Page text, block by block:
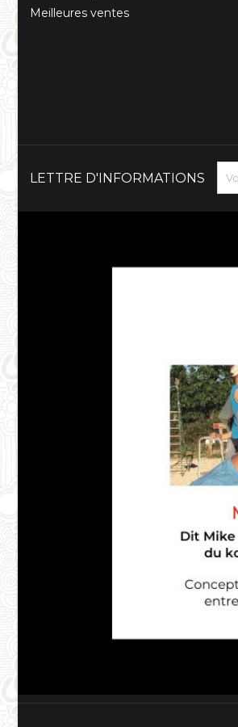
Meilleures ventes
LETTRE D'INFORMATIONS